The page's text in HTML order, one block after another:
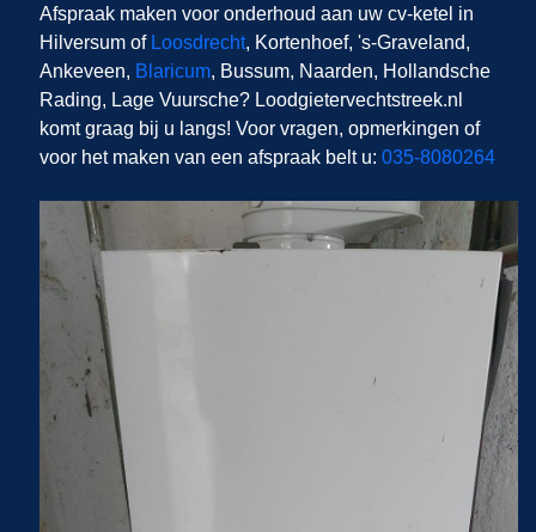
Afspraak maken voor onderhoud aan uw cv-ketel in
Hilversum of Loosdrecht, Kortenhoef, 's-Graveland,
Ankeveen, Blaricum, Bussum, Naarden, Hollandsche
Rading, Lage Vuursche? Loodgietervechtstreek.nl
komt graag bij u langs! Voor vragen, opmerkingen of
voor het maken van een afspraak belt u: 035-8080264